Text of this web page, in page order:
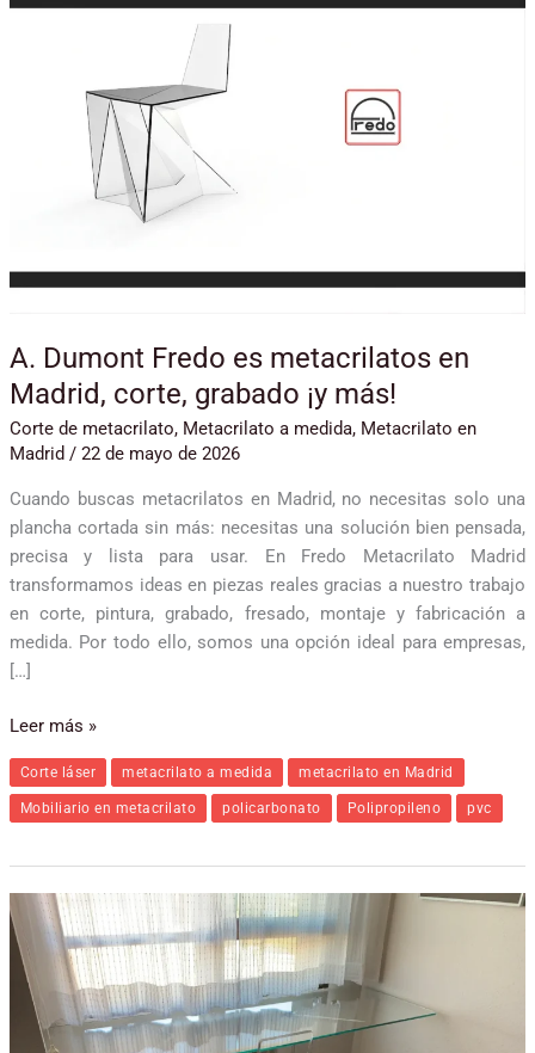
A. Dumont Fredo es metacrilatos en
Madrid, corte, grabado ¡y más!
Corte de metacrilato, Metacrilato a medida, Metacrilato en
Madrid / 22 de mayo de 2026
Cuando buscas metacrilatos en Madrid, no necesitas solo una
plancha cortada sin más: necesitas una solución bien pensada,
precisa y lista para usar. En Fredo Metacrilato Madrid
transformamos ideas en piezas reales gracias a nuestro trabajo
en corte, pintura, grabado, fresado, montaje y fabricación a
medida. Por todo ello, somos una opción ideal para empresas,
[…]
metacrilatos
Leer más »
Corte láser metacrilato a medida metacrilato en Madrid
Mobiliario en metacrilato policarbonato Polipropileno pvc
Mesas
de
metacrilato